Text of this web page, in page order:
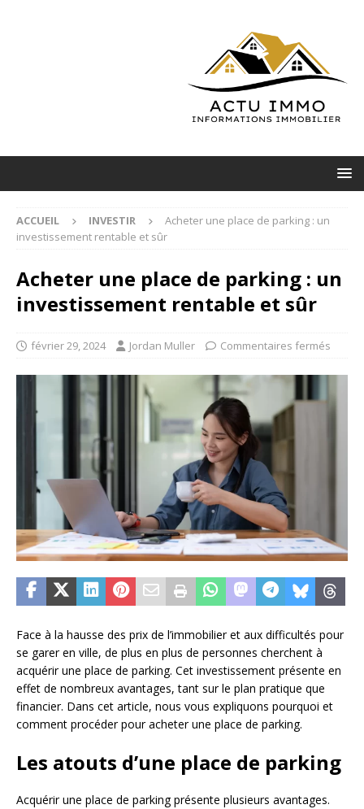
ACCUEIL INVESTIR
Acheter une place de parking : un
investissement rentable et sûr
Acheter une place de parking : un
investissement rentable et sûr
février 29, 2024 Jordan Muller Commentaires fermés
Face à la hausse des prix de l’immobilier et aux difficultés pour
se garer en ville, de plus en plus de personnes cherchent à
acquérir une place de parking. Cet investissement présente en
effet de nombreux avantages, tant sur le plan pratique que
financier. Dans cet article, nous vous expliquons pourquoi et
comment procéder pour acheter une place de parking.
Les atouts d’une place de parking
Acquérir une place de parking présente plusieurs avantages.